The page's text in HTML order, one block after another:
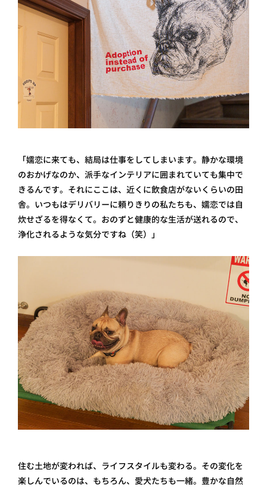
「嬬恋に来ても、結局は仕事をしてしまいます。静かな環境
のおかげなのか、派手なインテリアに囲まれていても集中で
きるんです。それにここは、近くに飲食店がないくらいの田
舎。いつもはデリバリーに頼りきりの私たちも、嬬恋では自
炊せざるを得なくて。おのずと健康的な生活が送れるので、
浄化されるような気分ですね（笑）」
住む土地が変われば、ライフスタイルも変わる。その変化を
楽しんでいるのは、もちろん、愛犬たちも一緒。豊かな自然